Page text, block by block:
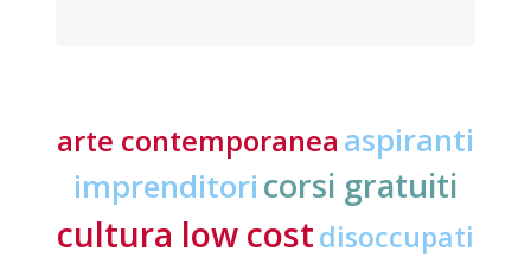
arte contemporanea aspiranti
imprenditori corsi gratuiti
cultura low costdisoccupati